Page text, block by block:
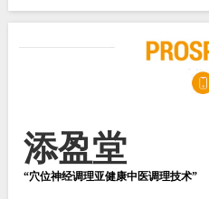
添盈堂
“穴位神经调理亚健康中医调理技术”